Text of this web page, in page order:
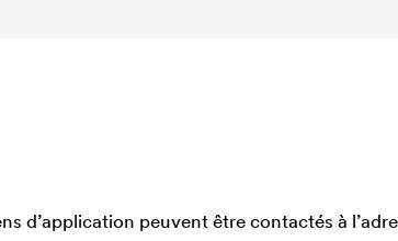
d’application peuvent être contactés à